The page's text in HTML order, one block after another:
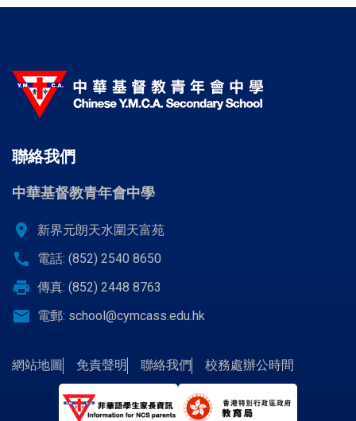
聯絡我們
中華基督教青年會中學
location_on 新界元朗天水圍天富苑
call 電話: (852) 2540 8650
print 傳真: (852) 2448 8763
email 電郵: school@cymcass.edu.hk
網站地圖 免責聲明 聯絡我們 校務處辦公時間